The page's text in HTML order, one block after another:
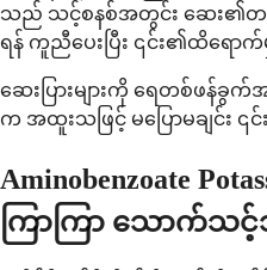
သည် သင့်စနစ်အတွင်း ဆေး၏တ
ရန် ကူညီပေးပြီး ၎င်း၏ထိရော
ဆေးပြားများကို ရေတစ်ဖန်ခွက်
က အထူးသဖြင့် မပြောမချင်း ၎
Aminobenzoate
ကြာကြာ သောက်သ